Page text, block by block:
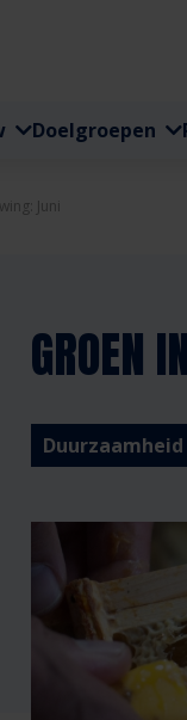
Doelgroepen
Juni
GROEN
Duurzaamheid